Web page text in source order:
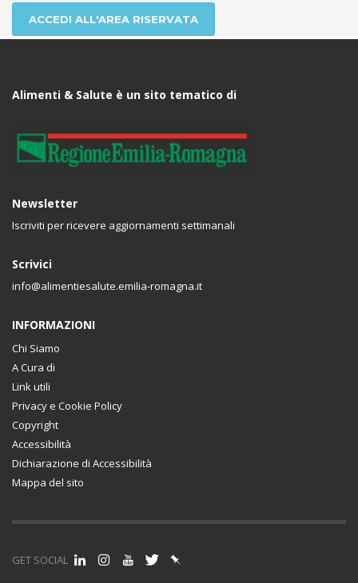
ACCEDI ALL'AREA RISERVATA
Alimenti & Salute è un sito tematico di
Newsletter
Iscriviti per ricevere aggiornamenti settimanali
Scrivici
info@alimentiesalute.emilia-romagna.it
INFORMAZIONI
Chi Siamo
A Cura di
Link utili
Privacy e Cookie Policy
Copyright
Accessibilità
Dichiarazione di Accessibilità
Mappa del sito
GET SOCIAL